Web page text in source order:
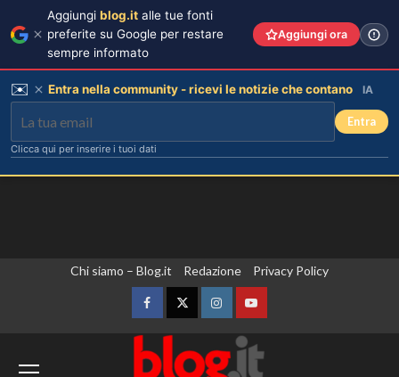
Chi siamo – Blog.it Redazione Privacy Policy
FacebookTwitterInstagramYouTube
Aggiungi blog.it alle tue fonti
preferite su Google per restare
sempre informato
Aggiungi ora
✉️ Entra nella community - ricevi le notizie che contano IA
Entra
Clicca qui per inserire i tuoi dati